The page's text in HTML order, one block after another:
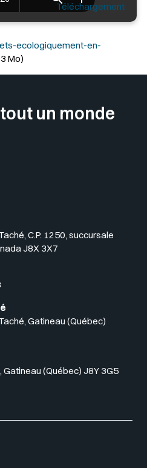
Téléchargement
ecologiquement-en-
Mo)
tout un monde
de l'UQO
de l'UQO
C.P. 1250, succursale
J8X 3X7
Gatineau (Québec)
(Québec) J8Y 3G5